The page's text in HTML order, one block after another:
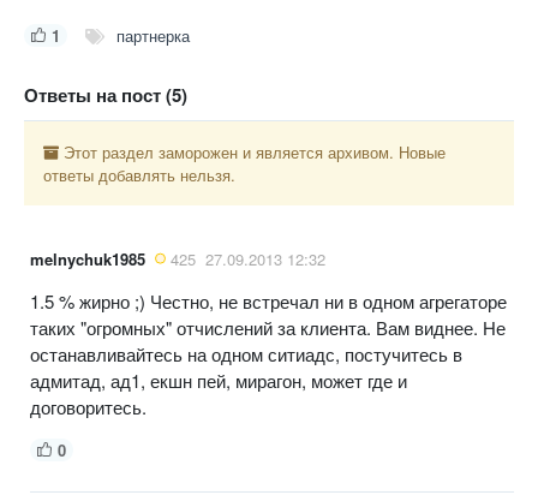
1 партнерка
Ответы на пост (5)
Этот раздел заморожен и является архивом. Новые
ответы добавлять нельзя.
melnychuk1985 425 27.09.2013 12:32
1.5 % жирно ;) Честно, не встречал ни в одном агрегаторе
таких "огромных" отчислений за клиента. Вам виднее. Не
останавливайтесь на одном ситиадс, постучитесь в
адмитад, ад1, екшн пей, мирагон, может где и
договоритесь.
0